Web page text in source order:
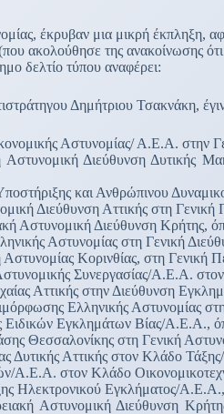
έκρυβαν μια μικρή
ακολούθησε της
δελτίο τύπου αναφέρει:
Δημήτριου Τσακνάκη,
Αστυνομίας/ Α.Ε.Α. στην
Διεύθυνση Δυτικής
και Ανθρώπινου
Διεύθυνση Αττικής στη Γενική
Διεύθυνση Κρήτης,
Αστυνομίας στη Γενική
Κορινθίας, στη Γενική
Συνεργασίας/Α.Ε.Α.
Αττικής στην Διεύθυνση
Ελληνικής Αστυνομίας
Εγκλημάτων Βίας/Α.Ε.Α.,
Θεσσαλονίκης στη Γενική
Αττικής στον Κλάδο
στον Κλάδο
Εγκλήματος/Α.Ε.Α.,
Αστυνομική Διεύθυνση Κρήτης